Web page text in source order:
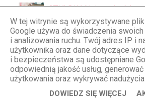
STYLOLY Aleksandra
Miałam rozmiar S ;-))
Odpowiedz
Monika
W tej witrynie są wykorzystywane
Google używa do świadczenia swoich
i analizowania ruchu. Twój adres IP i
użytkownika oraz dane dotyczące
i bezpieczeństwa są udostępniane
odpowiednią jakość usług,
użytkowania oraz wykrywać
DOWIEDZ SIĘ WIĘCEJ